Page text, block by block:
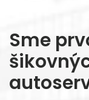
Sme